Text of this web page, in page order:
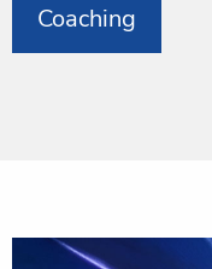
Coaching